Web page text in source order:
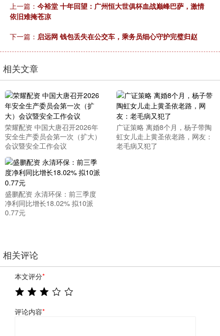
上一篇： 今裕堂 十年回望：广州恒大世俱杯血战巅峰巴萨，激情
依旧难掩苍凉
下一篇： 启远网 钱包丢失在公交车，乘务员细心守护完璧归赵
相关文章
荣耀配资 中国大唐召开2026年
安全生产委员会第一次（扩大）
会议暨安全工作会议
广证策略 离婚8个月，杨子带陶
虹女儿走上黄圣依老路，网友：
老毛病又犯了
盛鹏配资 永清环保：前三季度
净利同比增长18.02% 拟10派
0.77元
相关评论
本文评分*
评论内容*